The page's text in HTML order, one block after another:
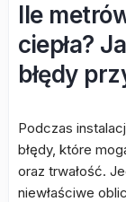
Ile
ciepła?
błędy
Podczas
błędy, które
oraz trwałość.
niewłaściwe